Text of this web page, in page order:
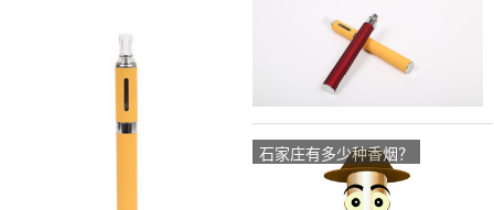
石家庄有多少种香烟？